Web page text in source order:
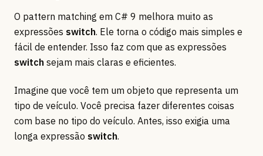
O pattern matching em C# 9 melhora muito as
expressões switch. Ele torna o código mais simples e
fácil de entender. Isso faz com que as expressões
switch sejam mais claras e eficientes.
Imagine que você tem um objeto que representa um
tipo de veículo. Você precisa fazer diferentes coisas
com base no tipo do veículo. Antes, isso exigia uma
longa expressão switch.